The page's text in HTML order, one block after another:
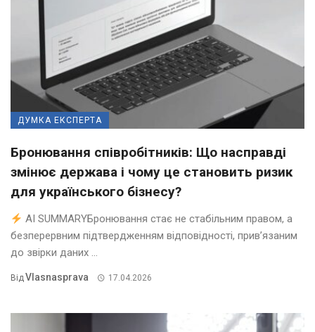
ДУМКА ЕКСПЕРТА
Бронювання співробітників: Що насправді
змінює держава і чому це становить ризик
для українського бізнесу?
AI SUMMARYБронювання стає не стабільним правом, а
безперервним підтвердженням відповідності, прив’язаним
до звірки даних ...
ВідVlasnasprava 17.04.2026